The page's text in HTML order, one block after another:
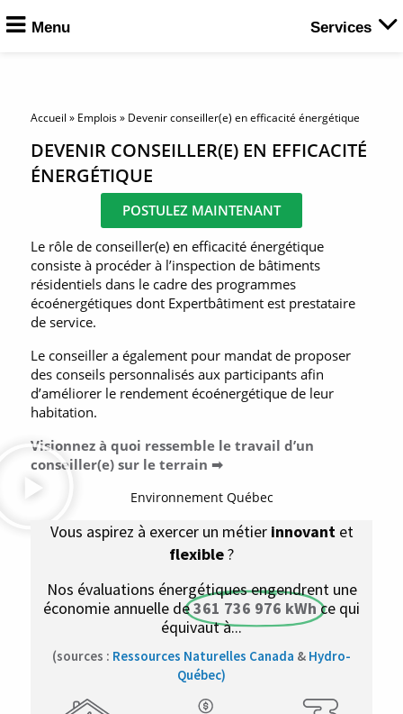
Accueil » Emplois» Devenir conseiller(e) en efficacité énergétique
DEVENIR CONSEILLER(E) EN EFFICACITÉ
ÉNERGÉTIQUE
Le rôle de conseiller(e) en efficacité énergétique
consiste à procéder à l’inspection de bâtiments
résidentiels dans le cadre des programmes
écoénergétiques dont Expertbâtiment est prestataire
de service.
Le conseiller a également pour mandat de proposer
des conseils personnalisés aux participants afin
d’améliorer le rendement écoénergétique de leur
habitation.
Visionnez à quoi ressemble le travail d’un
conseiller(e) sur le terrain ➡
POSTULEZ MAINTENANT
Environnement Québec
Vous aspirez à exercer un métier innovantet
flexible?
Nos évaluations énergétiques engendrent une
économie annuelle de361 736 976 kWhce qui
équivaut à...
(sources : Ressources Naturelles Canada & Hydro-
Québec)
Menu Services